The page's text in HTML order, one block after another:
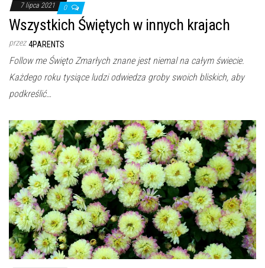
7 lipca 2021 0
Wszystkich Świętych w innych krajach
przez 4PARENTS
Follow me Święto Zmarłych znane jest niemal na całym świecie.
Każdego roku tysiące ludzi odwiedza groby swoich bliskich, aby
podkreślić…